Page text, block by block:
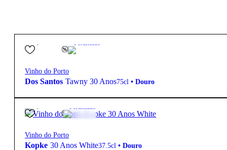
84,40€ Fortificado
Vinho do Porto
Dos Santos Tawny 30 Anos75cl • Douro
79,95€ Fortificado
Vinho do Porto
Kopke 30 Anos White37.5cl • Douro